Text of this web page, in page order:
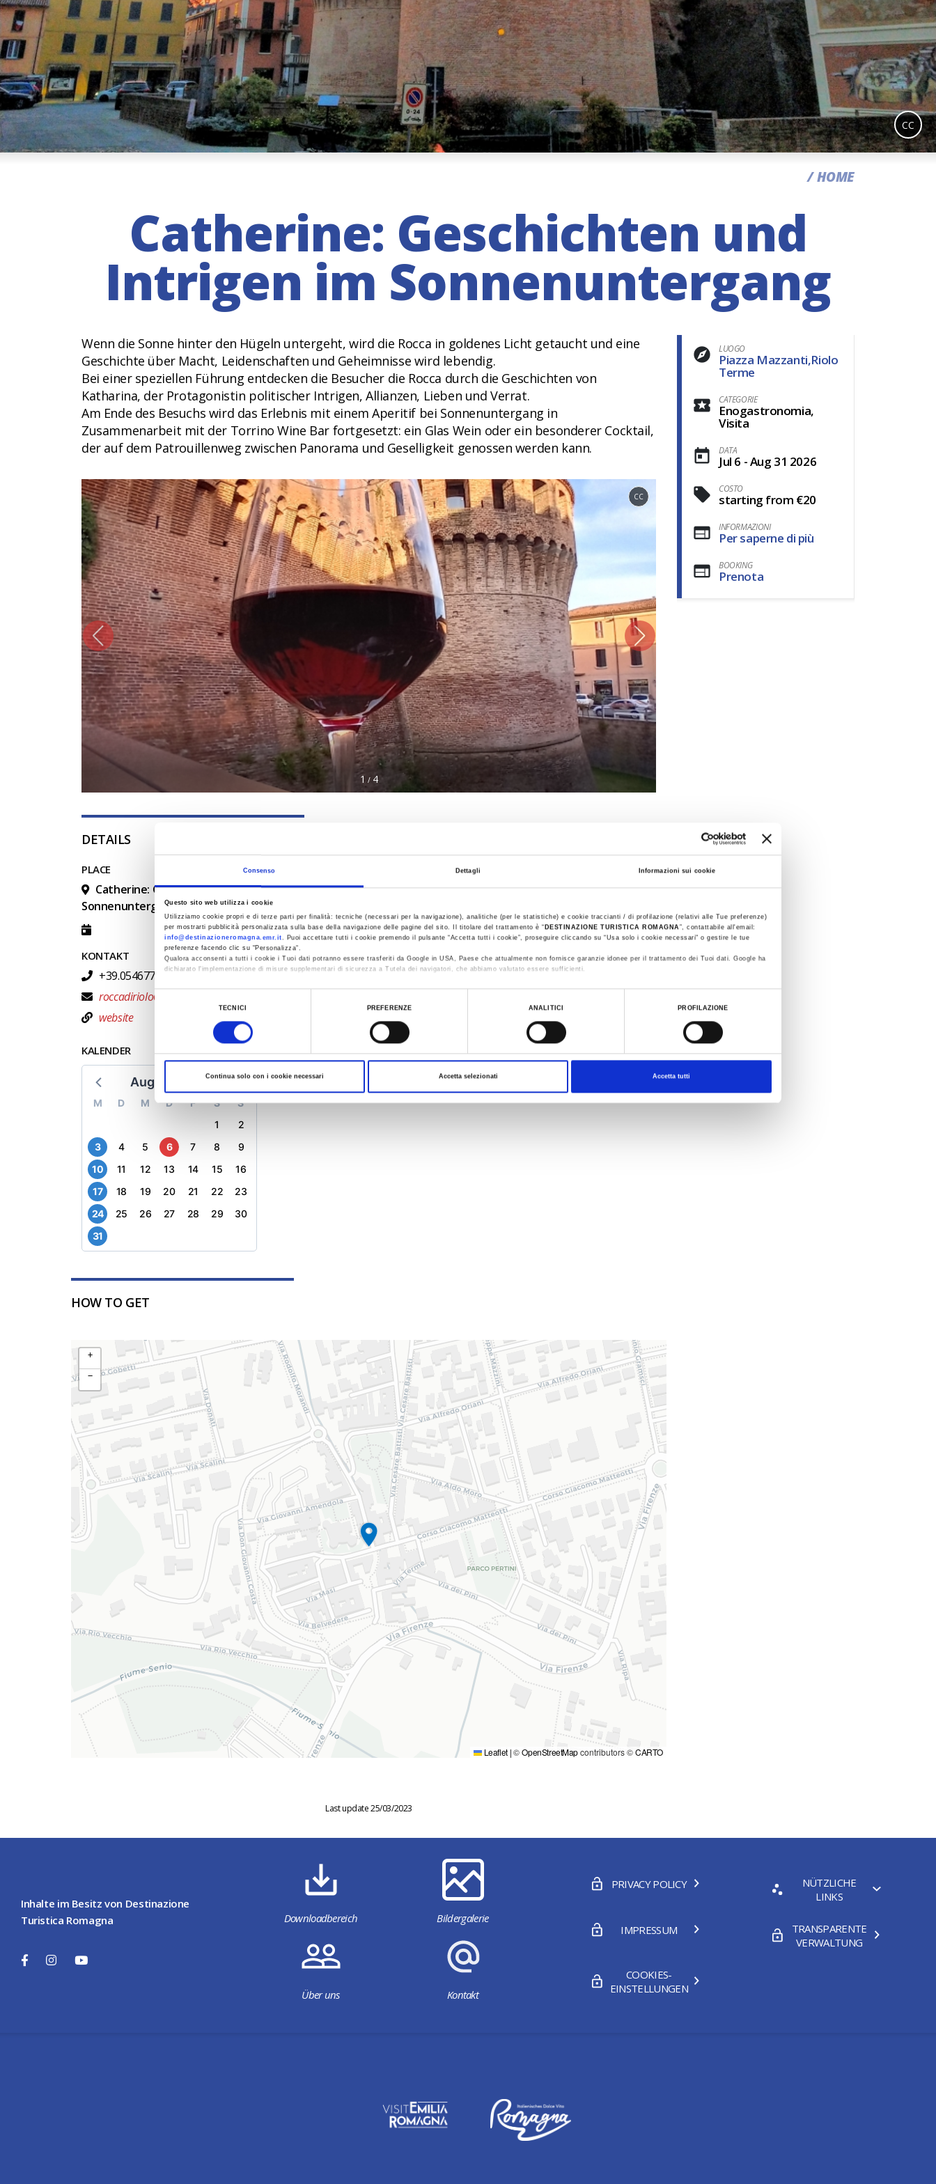
Consenso Dettagli Informazioni sui cookie
Questo sito web utilizza i cookie
Utilizziamo cookie propri e di terze parti per finalità: tecniche (necessari per la navigazione), analitiche (per le statistiche) e cookie traccianti / di profilazione (relativi alle Tue preferenze)
per mostrarti pubblicità personalizzata sulla base della navigazione delle pagine del sito. Il titolare del trattamento è “DESTINAZIONE TURISTICA ROMAGNA ”, contattabile all'email:
info@destinazioneromagna.emr.it. Puoi accettare tutti i cookie premendo il pulsante “Accetta tutti i cookie”, proseguire cliccando su “Usa solo i cookie necessari" o gestire le tue
preferenze facendo clic su “Personalizza”.
Qualora acconsenti a tutti i cookie i Tuoi dati potranno essere trasferiti da Google in USA, Paese che attualmente non fornisce garanzie idonee per il trattamento dei Tuoi dati. Google ha
dichiarato l’implementazione di misure supplementari di sicurezza a Tutela dei navigatori, che abbiamo valutato essere sufficienti.
Al fine di revocare il consenso prestato e visualizzare le informazioni complete sul trattamento dati clicca qui:Cookie Policy
Selezione
TECNICI PREFERENZE ANALITICI PROFILAZIONE
Continua solo con i cookie necessari Accetta selezionati Accetta tutti
CC
HOME
Catherine: Geschichten und
Intrigen im Sonnenuntergang
LUOGO
Piazza Mazzanti,Riolo
Terme
CATEGORIE
Enogastronomia,
Visita
DATA
Jul 6 - Aug 31 2026
COSTO
starting from €20
INFORMAZIONI
Per saperne di più
BOOKING
Prenota
Wenn die Sonne hinter den Hügeln untergeht, wird die Rocca in goldenes Licht getaucht und eine
Geschichte über Macht, Leidenschaften und Geheimnisse wird lebendig.
Bei einer speziellen Führung entdecken die Besucher die Rocca durch die Geschichten von
Katharina, der Protagonistin politischer Intrigen, Allianzen, Lieben und Verrat.
Am Ende des Besuchs wird das Erlebnis mit einem Aperitif bei Sonnenuntergang in
Zusammenarbeit mit der Torrino Wine Bar fortgesetzt: ein Glas Wein oder ein besonderer Cocktail,
der auf dem Patrouillenweg zwischen Panorama und Geselligkeit genossen werden kann.
CC
1 / 4
DETAILS
PLACE
Catherine: Geschichten und Intrigen im
Sonnenuntergang
KONTAKT
+39.054677450 +39.3351209933
roccadiriolo@atlantide.net
website
KALENDER
August 2026
M D M D F S
S
1
2
3
4 5 6 7 8
9
10
11 12 13 14 15
16
17
18 19 20 21 22
23
24
25 26 27 28 29
30
31
HOW TO GET
+
−
Leaflet |©OpenStreetMapcontributors ©CARTO
Last update 25/03/2023
Inhalte im Besitz von Destinazione
Turistica Romagna
Downloadbereich Bildergalerie
Über uns Kontakt
PRIVACY POLICY
NÜTZLICHE
LINKS
IMPRESSUM
TRANSPARENTE
VERWALTUNG
COOKIES-
EINSTELLUNGEN